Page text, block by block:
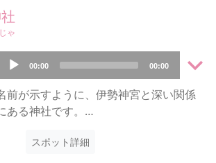
ょっと変わったところでは「かわらけ
げ」があります。
盤状の「かわらけ」を智恵の輪に向か
って投げるもので、輪に入ると願いが叶
うと言われています。モノレールやリフ
利用の往復乗車券は公式ホームページ
50円引きの特別割引券がありますの
で、是非事前に入手しましょう。
かべづくり）」を採用し、いたるとこ
に土扉（つちど）を配置し、徹底した
火構造になっています。
また三上家は元結のほか造酒業、廻船業
かいせんぎょう）なども営むようにな
、宮津藩では町名主として藩財政にも
関わっていました。
このように往時の歴史を知るのにうって
金引」「白龍（はくりゅう）」「臥龍
がりゅう）」という3つの滝を総称して
金引の滝」と呼んでいます。そのうち
いちばん大きい「金引」は高さ約40メー
トル、幅約20メートルで1年を通して豊か
水量があります。
は左右に分かれていて、水量の多い右
（めだき）」と呼ばれています。
ゃ
Audio
00:00 00:00 keyboard_arrow_down
前が示すように、伊勢神宮と深い関係
ある神社です。
大神は、この地から伊勢に遷（うつ）ら
スポット詳細